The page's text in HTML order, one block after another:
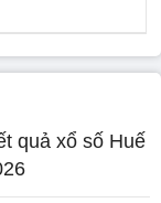
quả xổ số Huế